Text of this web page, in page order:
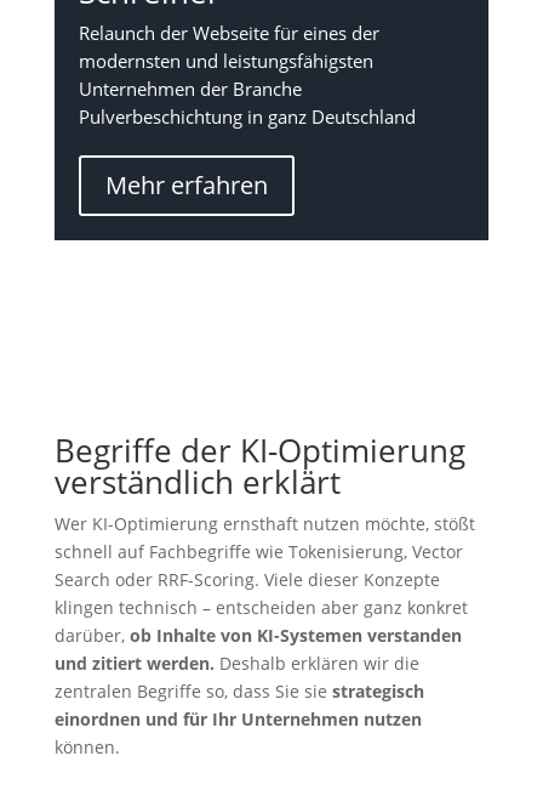
Relaunch der Webseite für eines der
modernsten und leistungsfähigsten
Unternehmen der Branche
Pulverbeschichtung in ganz Deutschland
Mehr erfahren
Begriffe der KI-Optimierung
verständlich erklärt
Wer KI-Optimierung ernsthaft nutzen möchte, stößt
schnell auf Fachbegriffe wie Tokenisierung, Vector
Search oder RRF-Scoring. Viele dieser Konzepte
klingen technisch – entscheiden aber ganz konkret
darüber, ob Inhalte von KI-Systemen verstanden
und zitiert werden. Deshalb erklären wir die
zentralen Begriffe so, dass Sie sie strategisch
einordnen und für Ihr Unternehmen nutzen
können.